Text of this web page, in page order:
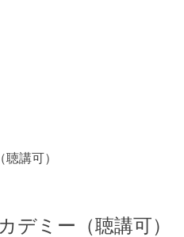
講可）
デミー（聴講可）